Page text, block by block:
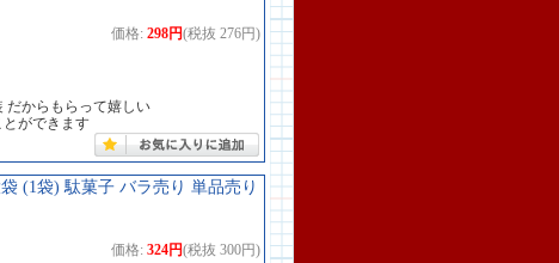
価格: 298円(税抜 276円)
だからもらって嬉しい
ができます
(1袋) 駄菓子 バラ売り 単品売り
価格: 324円(税抜 300円)